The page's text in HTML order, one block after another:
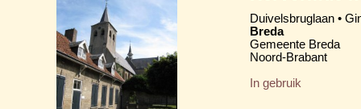
Duivelsbruglaan •
Breda
Gemeente Breda
Noord-Brabant
In gebruik